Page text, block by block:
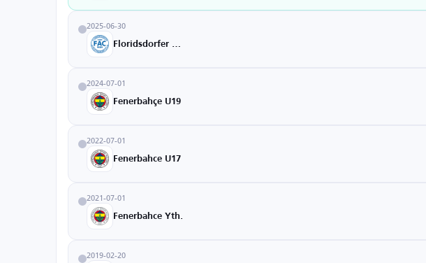
2025-06-30
2024-07-01
Fenerbahçe U19
2022-07-01
Fenerbahce U17
2021-07-01
Fenerbahce Yth.
2019-02-20